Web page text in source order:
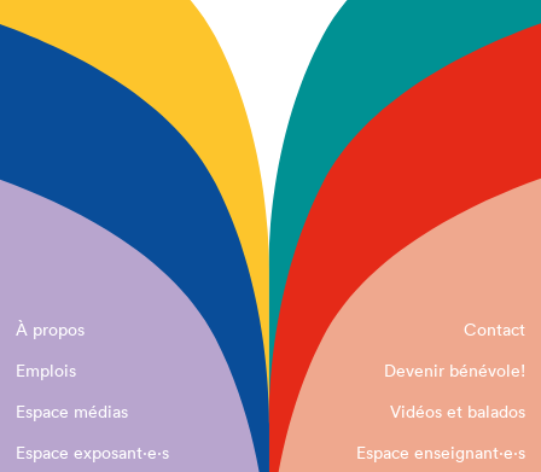
À propos
Contact
Emplois
Devenir bénévole!
Espace médias
Vidéos et balados
Espace exposant·e⋅s
Espace enseignant·e⋅s